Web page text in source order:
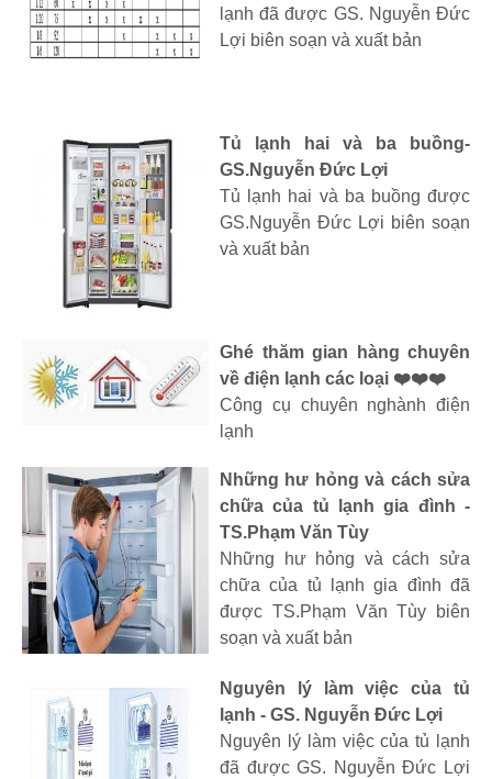
lạnh đã được GS. Nguyễn Đức
Lợi biên soạn và xuất bản
Tủ lạnh hai và ba buồng-
GS.Nguyễn Đức Lợi
Tủ lạnh hai và ba buồng được
GS.Nguyễn Đức Lợi biên soạn
và xuất bản
Ghé thăm gian hàng chuyên
về điện lạnh các loại ❤️❤️❤️
Công cụ chuyên nghành điện
lạnh
Những hư hỏng và cách sửa
chữa của tủ lạnh gia đình -
TS.Phạm Văn Tùy
Những hư hỏng và cách sửa
chữa của tủ lạnh gia đình đã
được TS.Phạm Văn Tùy biên
soạn và xuất bản
Nguyên lý làm việc của tủ
lạnh - GS. Nguyễn Đức Lợi
Nguyên lý làm việc của tủ lạnh
đã được GS. Nguyễn Đức Lợi